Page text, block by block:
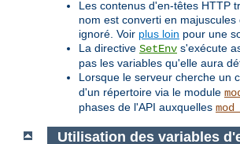
Les contenus d'en-têtes HTTP
nom est converti en
ignoré. Voir plus loin pour une
La directive SetEnv s'exécute
pas les variables qu'elle aura
Lorsque le serveur cherche un
d'un répertoire via le module
phases de l'API auxquelles
Utilisation des variables